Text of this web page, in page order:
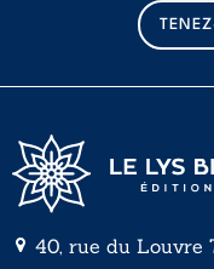
40, rue du Louvre